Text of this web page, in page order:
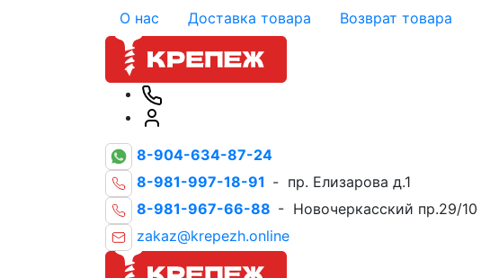
О нас Доставка товара Возврат товара
8-904-634-87-24
8-981-997-18-91 - пр. Елизарова д.1
8-981-967-66-88 - Новочеркасский пр.29/10
zakaz@krepezh.online